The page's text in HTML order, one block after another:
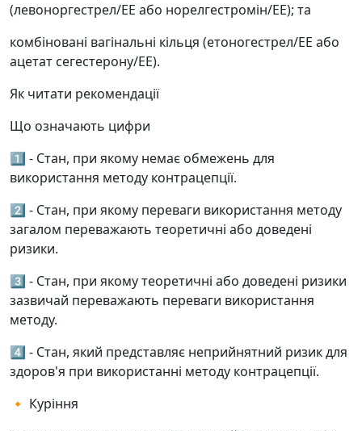
(левоноргестрел/ЕЕ або норелгестромін/ЕЕ); та
комбіновані вагінальні кільця (етоногестрел/ЕЕ або
ацетат сегестерону/ЕЕ).
Як читати рекомендації
Що означають цифри
1️⃣ - Стан, при якому немає обмежень для
використання методу контрацепції.
2️⃣ - Стан, при якому переваги використання методу
загалом переважають теоретичні або доведені
ризики.
3️⃣ - Стан, при якому теоретичні або доведені ризики
зазвичай переважають переваги використання
методу.
4️⃣ - Стан, який представляє неприйнятний ризик для
здоров'я при використанні методу контрацепції.
🔸 Куріння